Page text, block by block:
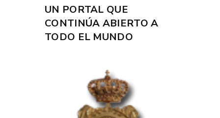
UN PORTAL QUE
CONTINÚA ABIERTO A
TODO EL MUNDO